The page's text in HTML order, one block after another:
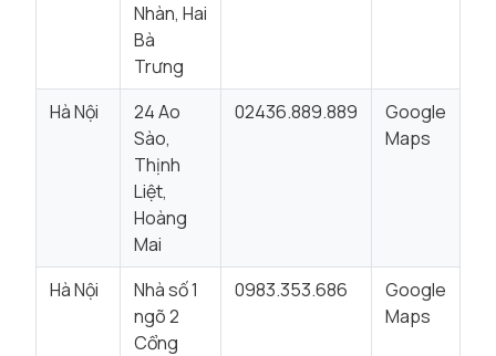
Nhàn, Hai
Bà
Trưng
Hà Nội
24 Ao
Sào,
Thịnh
Liệt,
Hoàng
Mai
02436.889.889
Google
Maps
Hà Nội
Nhà số 1
ngõ 2
Cổng
0983.353.686
Google
Maps